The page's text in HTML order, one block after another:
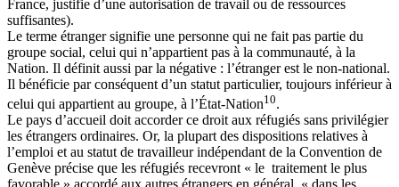
France, justifie d’une autorisation de travail ou de ressources
suffisantes).
Le terme étranger signifie une personne qui ne fait pas partie du
groupe social, celui qui n’appartient pas à la communauté, à la
Nation. Il définit aussi par la négative : l’étranger est le non-national.
Il bénéficie par conséquent d’un statut particulier, toujours inférieur à
celui qui appartient au groupe, à l’État-Nation10.
Le pays d’accueil doit accorder ce droit aux réfugiés sans privilégier
les étrangers ordinaires. Or, la plupart des dispositions relatives à
l’emploi et au statut de travailleur indépendant de la Convention de
Genève précise que les réfugiés recevront « le traitement le plus
favorable » accordé aux autres étrangers en général, « dans les